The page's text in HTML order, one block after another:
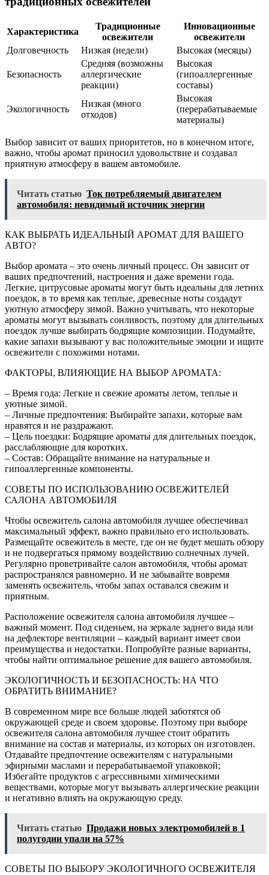
Характеристика
Традиционные
освежители
Инновационные
освежители
Долговечность
Низкая (недели) Высокая (месяцы)
Безопасность
Средняя (возможны
аллергические
реакции)
Высокая
(гипоаллергенные
составы)
Экологичность
Низкая (много
отходов)
Высокая
(перерабатываемые
материалы)
Выбор зависит от ваших приоритетов, но в конечном итоге,
важно, чтобы аромат приносил удовольствие и создавал
приятную атмосферу в вашем автомобиле.
Читать статью Ток потребляемый двигателем
автомобиля: невидимый источник энергии
КАК ВЫБРАТЬ ИДЕАЛЬНЫЙ АРОМАТ ДЛЯ ВАШЕГО
АВТО?
Выбор аромата – это очень личный процесс. Он зависит от
ваших предпочтений, настроения и даже времени года.
Легкие, цитрусовые ароматы могут быть идеальны для летних
поездок, в то время как теплые, древесные ноты создадут
уютную атмосферу зимой. Важно учитывать, что некоторые
ароматы могут вызывать сонливость, поэтому для длительных
поездок лучше выбирать бодрящие композиции. Подумайте,
какие запахи вызывают у вас положительные эмоции и ищите
освежители с похожими нотами.
ФАКТОРЫ, ВЛИЯЮЩИЕ НА ВЫБОР АРОМАТА:
– Время года: Легкие и свежие ароматы летом, теплые и
уютные зимой.
– Личные предпочтения: Выбирайте запахи, которые вам
нравятся и не раздражают.
– Цель поездки: Бодрящие ароматы для длительных поездок,
расслабляющие для коротких.
– Состав: Обращайте внимание на натуральные и
гипоаллергенные компоненты.
СОВЕТЫ ПО ИСПОЛЬЗОВАНИЮ ОСВЕЖИТЕЛЕЙ
САЛОНА АВТОМОБИЛЯ
Чтобы освежитель салона автомобиля лучшее обеспечивал
максимальный эффект, важно правильно его использовать.
Размещайте освежитель в месте, где он не будет мешать обзору
и не подвергаться прямому воздействию солнечных лучей.
Регулярно проветривайте салон автомобиля, чтобы аромат
распространялся равномерно. И не забывайте вовремя
заменять освежитель, чтобы запах оставался свежим и
приятным.
Расположение освежителя салона автомобиля лучшее –
важный момент. Под сиденьем, на зеркале заднего вида или
на дефлекторе вентиляции – каждый вариант имеет свои
преимущества и недостатки. Попробуйте разные варианты,
чтобы найти оптимальное решение для вашего автомобиля.
ЭКОЛОГИЧНОСТЬ И БЕЗОПАСНОСТЬ: НА ЧТО
ОБРАТИТЬ ВНИМАНИЕ?
В современном мире все больше людей заботятся об
окружающей среде и своем здоровье. Поэтому при выборе
освежителя салона автомобиля лучшее стоит обратить
внимание на состав и материалы, из которых он изготовлен.
Отдавайте предпочтение освежителям с натуральными
эфирными маслами и перерабатываемой упаковкой;
Избегайте продуктов с агрессивными химическими
веществами, которые могут вызывать аллергические реакции
и негативно влиять на окружающую среду.
Читать статью Продажи новых электромобилей в 1
полугодии упали на 57%
СОВЕТЫ ПО ВЫБОРУ ЭКОЛОГИЧНОГО ОСВЕЖИТЕЛЯ